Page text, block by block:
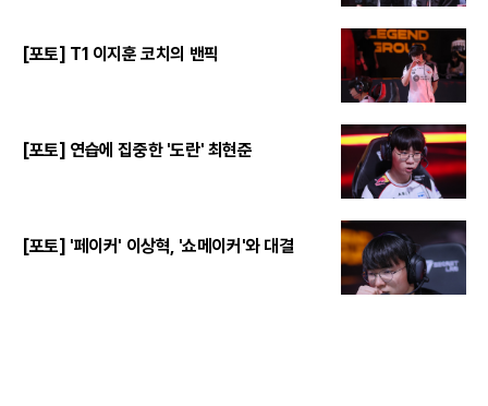
[포토] T1 이지훈 코치의 밴픽
[포토] 연습에 집중한 '도란' 최현준
[포토] '페이커' 이상혁, '쇼메이커'와 대결